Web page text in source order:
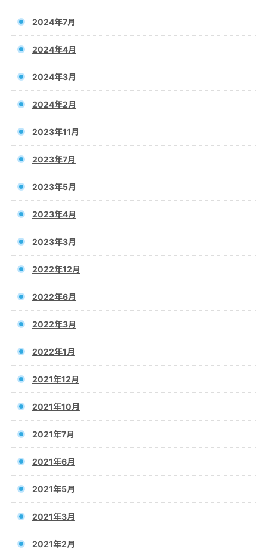
2024年7月
2024年4月
2024年3月
2024年2月
2023年11月
2023年7月
2023年5月
2023年4月
2023年3月
2022年12月
2022年6月
2022年3月
2022年1月
2021年12月
2021年10月
2021年7月
2021年6月
2021年5月
2021年3月
2021年2月